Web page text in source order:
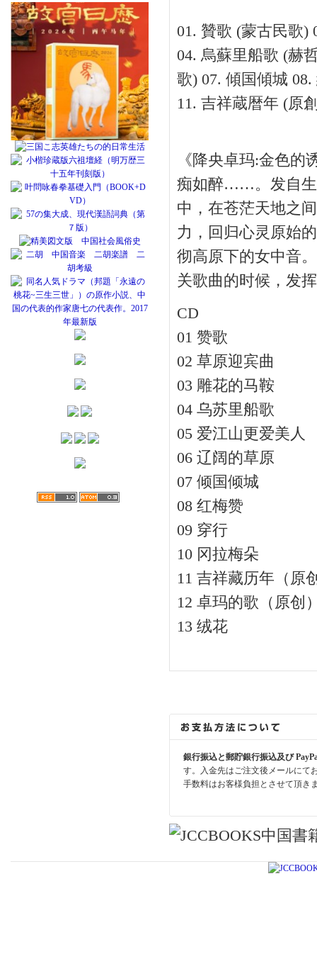
01. 贊歌 (蒙古民歌)
04. 烏蘇里船歌 (赫
歌) 07. 傾国傾城
11. 吉祥蔵暦年 (原
《降央卓玛:金色
痴如醉……。发自生
中，在苍茫天地之
力，回归心灵原始
彻高原下的女中音
关歌曲的时候，发
CD
01 赞歌
02 草原迎宾曲
03 雕花的马鞍
04 乌苏里船歌
05 爱江山更爱美人
06 辽阔的草原
07 倾国倾城
08 红梅赞
09 穿行
10 冈拉梅朵
11 吉祥藏历年（原
12 卓玛的歌（原创
13 绒花
銀行振込と郵貯銀行振込及び
す。入金先はご注文後メールにて
手数料はお客様負担とさせて頂き